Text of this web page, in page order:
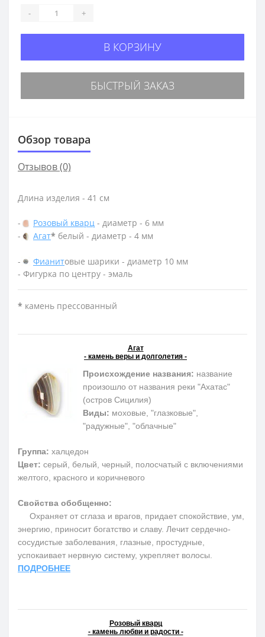
- +
В КОРЗИНУ
БЫСТРЫЙ ЗАКАЗ
Обзор товара
Отзывов (0)
Длина изделия - 41 см
- Розовый кварц - диаметр - 6 мм
-
Агат* белый - диаметр - 4 мм
- Фианитовые шарики - диаметр 10 мм
- Фигурка по центру - эмаль
* камень прессованный
Агат
- камень веры и долголетия -
Происхождение названия: название
произошло от названия реки "Ахатас"
(остров Сицилия)
Виды: моховые, "глазковые",
"радужные", "облачные"
Группа: халцедон
Цвет: серый, белый, черный, полосчатый с включениями
желтого, красного и коричневого
Свойства обобщенно:
Охраняет от сглаза и врагов, придает спокойствие, ум,
энергию, приносит богатство и славу. Лечит сердечно-
сосудистые заболевания, глазные, простудные,
успокаивает нервную систему, укрепляет волосы.
ПОДРОБНЕЕ
Розовый кварц
- камень любви и радости -